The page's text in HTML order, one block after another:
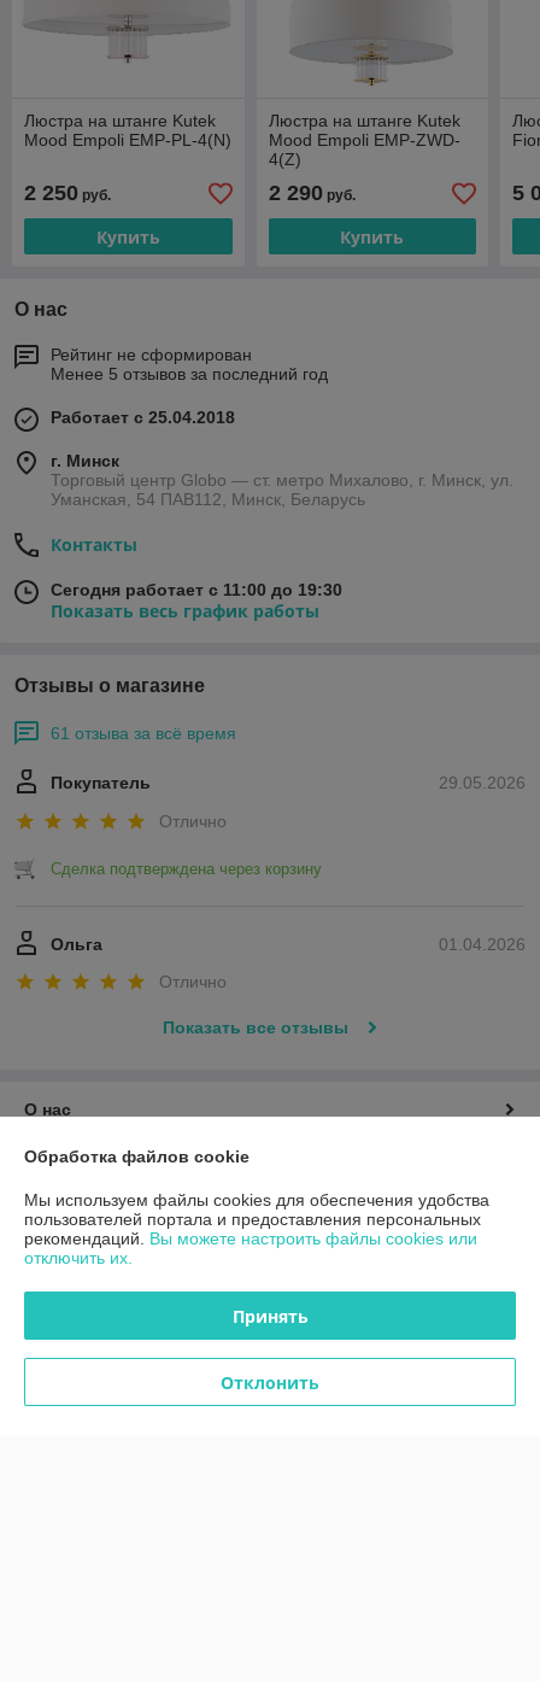
Люстра на штанге Kutek
Mood Empoli EMP-PL-4(N)
2 250 руб.
Купить
Люстра на штанге Kutek
Mood Empoli EMP-ZWD-
4(Z)
2 290руб.
Купить
5
О нас
Рейтинг не сформирован
Менее 5 отзывов за последний год
Работает с 25.04.2018
г. Минск
Торговый центр Globo — ст. метро Михалово, г. Минск, ул.
Уманская, 54 ПАВ112, Минск, Беларусь
Контакты
Сегодня работает с 11:00 до 19:30
Показать весь график работы
Отзывы о магазине
61 отзыва за всё время
29.05.2026
Покупатель
Отлично
Сделка подтверждена через корзину
01.04.2026
Ольга
Отлично
Показать все отзывы
О нас
Контакты
Доставка и оплата
Полная версия сайта
Политика обработки cookies
Обработка файлов cookie
Мы используем файлы cookies для обеспечения удобства
пользователей портала и предоставления персональных
рекомендаций. Вы можете настроить файлы cookies или
отключить их.
Принять
Отклонить